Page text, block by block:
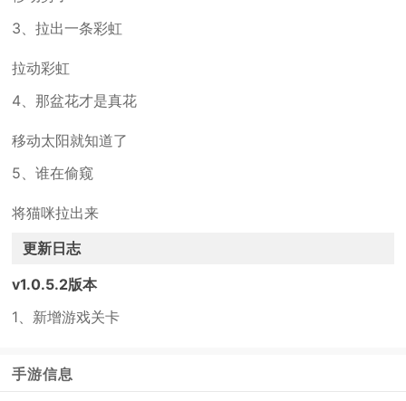
3、拉出一条彩虹
拉动彩虹
4、那盆花才是真花
移动太阳就知道了
5、谁在偷窥
将猫咪拉出来
更新日志
v1.0.5.2版本
1、新增游戏关卡
手游信息